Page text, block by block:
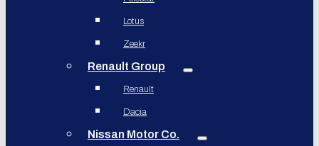
Lotus
Zeekr
Renault Group
Renault
Dacia
Nissan Motor Co.